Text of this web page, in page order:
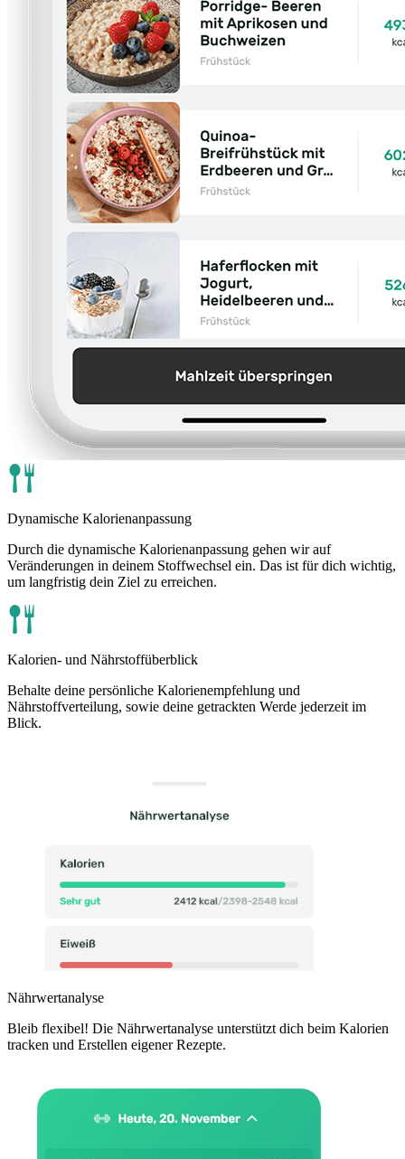
Dynamische Kalorienanpassung
Durch die dynamische Kalorienanpassung gehen wir auf
Veränderungen in deinem Stoffwechsel ein. Das ist für dich wichtig,
um langfristig dein Ziel zu erreichen.
Kalorien- und Nährstoffüberblick
Behalte deine persönliche Kalorienempfehlung und
Nährstoffverteilung, sowie deine getrackten Werde jederzeit im
Blick.
Nährwertanalyse
Bleib flexibel! Die Nährwertanalyse unterstützt dich beim Kalorien
tracken und Erstellen eigener Rezepte.